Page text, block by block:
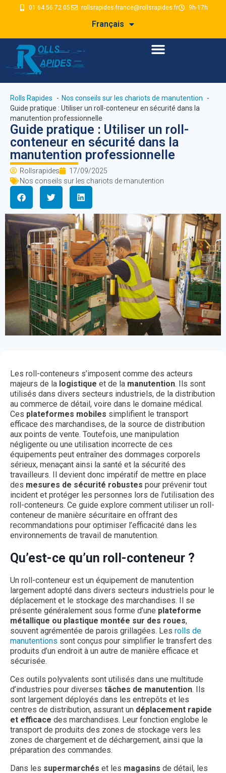
01 64 56 72 05 rollsrapides-france@rollsrapides.fr 9h-17h
Français
Rolls Rapides
Nos conseils sur les chariots de manutention
Guide pratique : Utiliser un roll-conteneur en sécurité dans la
manutention professionnelle
Guide pratique : Utiliser un roll-
conteneur en sécurité dans la
manutention professionnelle
Rollsrapides
17/09/2025
Nos conseils sur les chariots de manutention
Les roll-conteneurs s’imposent comme des acteurs
majeurs de la logistique et de la manutention. Ils sont
utilisés dans divers secteurs industriels, de la distribution
au commerce de détail, voire dans le domaine médical.
Ces plateformes mobiles simplifient le transport
efficace des marchandises, de la source de distribution
aux points de vente. Toutefois, une manipulation
négligente ou une utilisation incorrecte de ces
équipements peut entraîner des dommages corporels
sérieux, menaçant ainsi la santé et la sécurité des
travailleurs. Il devient donc impératif de mettre en place
des mesures de sécurité robustes pour prévenir tout
incident et protéger les personnes lors de l’utilisation des
roll-conteneurs. Ce guide explore comment utiliser un roll-
conteneur de manière sécuritaire en offrant des
recommandations pour optimiser l’efficacité dans les
environnements de travail de manutention.
Qu’est-ce qu’un roll-conteneur ?
Un roll-conteneur est un équipement de manutention
largement adopté dans divers secteurs industriels pour le
déplacement et le stockage des marchandises. Il se
présente généralement sous forme d’une plateforme
métallique ou plastique montée sur des roues,
souvent agrémentée de parois grillagées. Les rolls de
manutentions sont conçus pour simplifier le transfert des
produits d’un endroit à un autre de manière efficace et
sécurisée.
Ces outils polyvalents sont utilisés dans une multitude
d’industries pour diverses tâches de manutention. Ils
sont largement déployés dans les entrepôts et les
centres de distribution, assurant un déplacement rapide
et efficace des marchandises. Leur fonction englobe le
transport de produits des zones de stockage vers les
zones de chargement et de déchargement, ainsi que la
préparation des commandes.
Dans les supermarchés et les magasins de détail, les